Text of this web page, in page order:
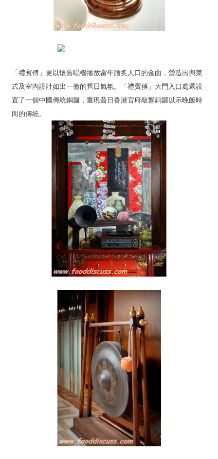
「禮賓傅」更以懷舊唱機播放當年膾炙人口的金曲，營造出與菜
式及室內設計如出一徹的舊日氣氛。「禮賓傅」大門入口處還設
置了一個中國傳統銅鑼，重現昔日香港官府敲響銅鑼以示晚飯時
間的傳統。